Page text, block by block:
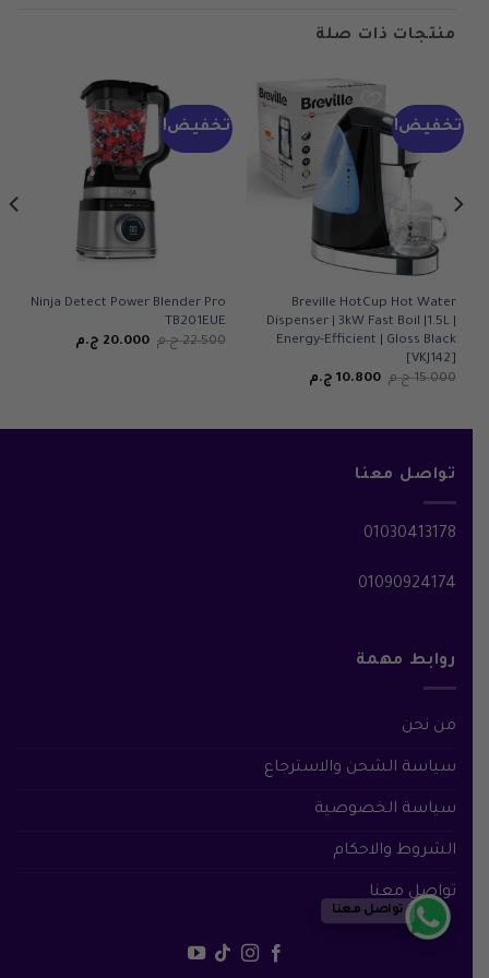
منتجات ذات صلة
تخفيض!
Breville HotCup Hot Water
Dispenser | 3kW Fast Boil |1.5L |
Energy-Efficient | Gloss Black
[VKJ142]
15.000 ج.م السعر
10.800 ج.مالسعر
تخفيض!
Ninja Detect Power Blender Pro
TB201EUE
22.500 ج.م السعر
20.000 ج.م
تواصل معنا
01030413178
01090924174
روابط مهمة
من نحن
سياسة الشحن والاسترجاع
سياسة الخصوصية
الشروط والاحكام
تواصل معنا
تواصل معنا